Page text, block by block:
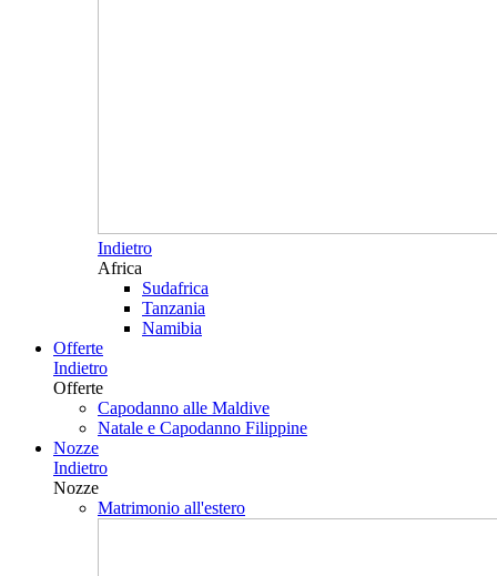
Indietro
Africa
Sudafrica
Tanzania
Namibia
Offerte
Indietro
Offerte
Capodanno alle Maldive
Natale e Capodanno Filippine
Nozze
Indietro
Nozze
Matrimonio all'estero